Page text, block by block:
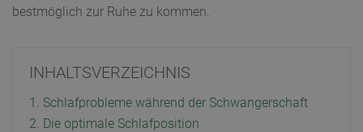
bestmöglich zur Ruhe zu kommen.
INHALTSVERZEICHNIS
1. Schlafprobleme während der Schwangerschaft
2. Die optimale Schlafposition